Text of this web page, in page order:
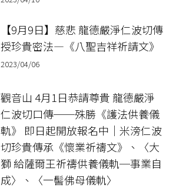
【9月9日】慈悲 龍德嚴淨仁波切傳
授珍貴密法—《八聖吉祥祈請文》
2023/04/06
觀音山 4月1日恭請尊貴 龍德嚴淨
仁波切口傳──殊勝《護法供養儀
軌》 即日起開放報名中｜米滂仁波
切珍貴傳承《懷業祈禱文》、〈大
獅 給薩爾王祈禱供養儀軌─事業自
成〉、〈一髻佛母儀軌〉